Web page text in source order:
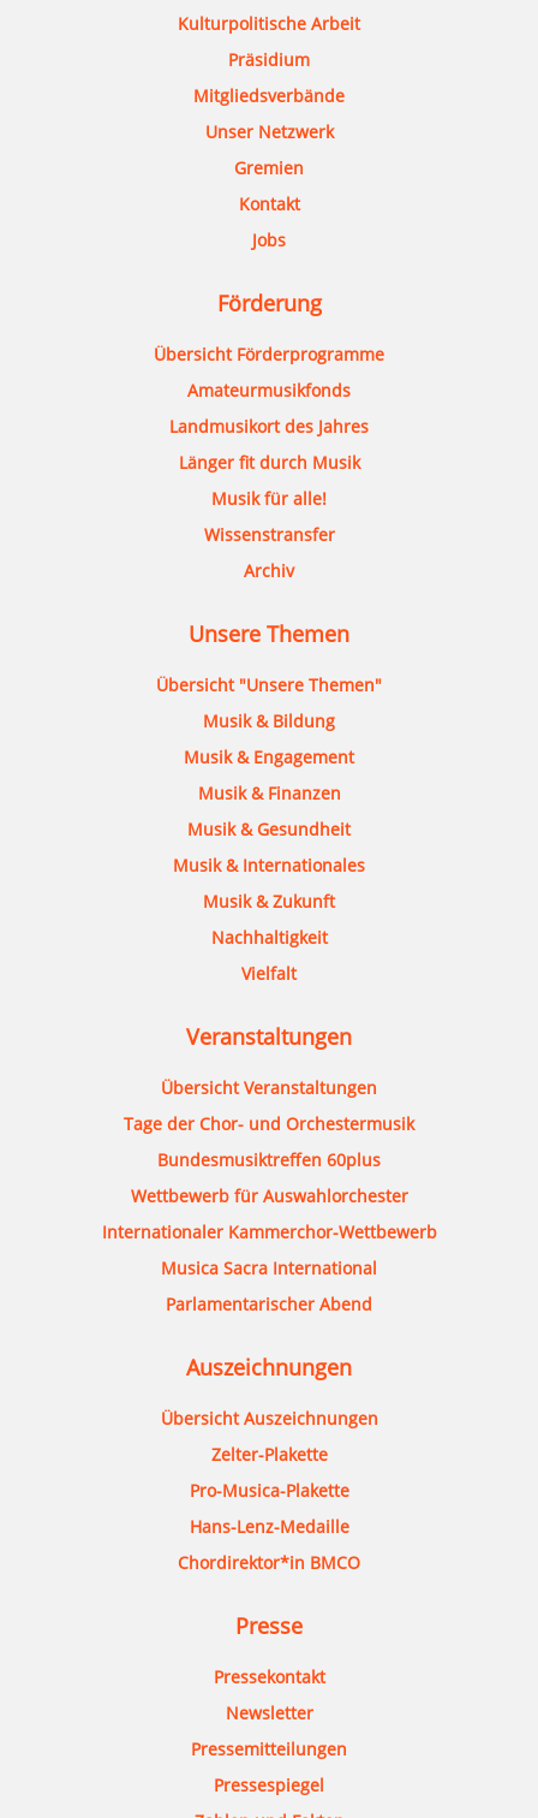
Kulturpolitische Arbeit
Präsidium
Mitgliedsverbände
Unser Netzwerk
Gremien
Kontakt
Jobs
Förderung
Übersicht Förderprogramme
Amateurmusikfonds
Landmusikort des Jahres
Länger fit durch Musik
Musik für alle!
Wissenstransfer
Archiv
Unsere Themen
Übersicht "Unsere Themen"
Musik & Bildung
Musik & Engagement
Musik & Finanzen
Musik & Gesundheit
Musik & Internationales
Musik & Zukunft
Nachhaltigkeit
Vielfalt
Veranstaltungen
Übersicht Veranstaltungen
Tage der Chor- und Orchestermusik
Bundesmusiktreffen 60plus
Wettbewerb für Auswahlorchester
Internationaler Kammerchor-Wettbewerb
Musica Sacra International
Parlamentarischer Abend
Auszeichnungen
Übersicht Auszeichnungen
Zelter-Plakette
Pro-Musica-Plakette
Hans-Lenz-Medaille
Chordirektor*in BMCO
Presse
Pressekontakt
Newsletter
Pressemitteilungen
Pressespiegel